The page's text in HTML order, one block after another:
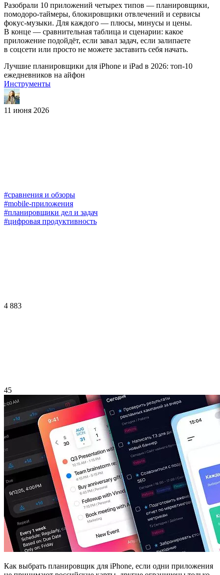
Разобрали 10 приложений четырех типов — планировщики,
помодоро-таймеры, блокировщики отвлечений и сервисы
фокус-музыки. Для каждого — плюсы, минусы и цены.
В конце — сравнительная таблица и сценарии: какое
приложение подойдёт, если завал задач, если залипаете
в соцсети или просто не можете заставить себя начать.
Лучшие планировщики для iPhone и iPad в 2026: топ-10
ежедневников на айфон
Инструменты
11 июня 2026
#сравнения и обзоры
#mobile-приложения
#планировщики дел и задач
#цифровая продуктивность
4 883
45
Как выбрать планировщик для iPhone, если одни приложения